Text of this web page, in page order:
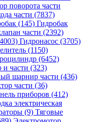
поворота части
части (7837)
(145) Гидробак
части (2392)
Гидронасос (3705)
(1150)
(6452)
и части (323)
шарнир части (436)
части (36)
приборов (412)
электрическая
(9) Тяговые